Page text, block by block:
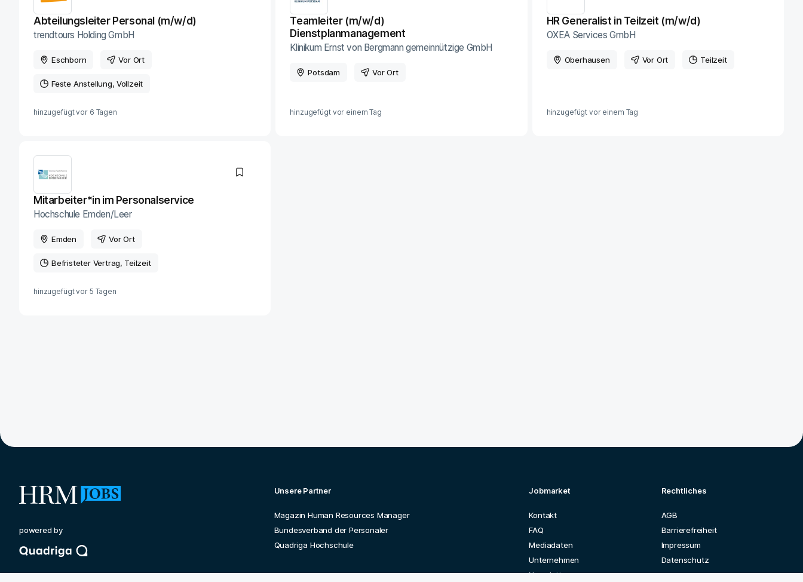
Abteilungsleiter Personal (m/w/d)
trendtours Holding GmbH
Eschborn Vor Ort
Feste Anstellung Vollzeit
hinzugefügt vor 6 Tagen
Teamleiter (m/w/d)
Dienstplanmanagement
Klinikum Ernst von Bergmann gemeinnützige GmbH
Potsdam Vor Ort
hinzugefügt vor einem Tag
HR Generalist in Teilzeit (m/w/d)
OXEA Services GmbH
Oberhausen Vor Ort Teilzeit
hinzugefügt vor einem Tag
Mitarbeiter*in im Personalservice
Hochschule Emden/Leer
Emden Vor Ort
Befristeter Vertrag Teilzeit
hinzugefügt vor 5 Tagen
powered by
Unsere Partner
Magazin Human Resources Manager
Bundesverband der Personaler
Quadriga Hochschule
Jobmarket
Kontakt
FAQ
Mediadaten
Unternehmen
Newsletter
Rechtliches
AGB
Barrierefreiheit
Impressum
Datenschutz